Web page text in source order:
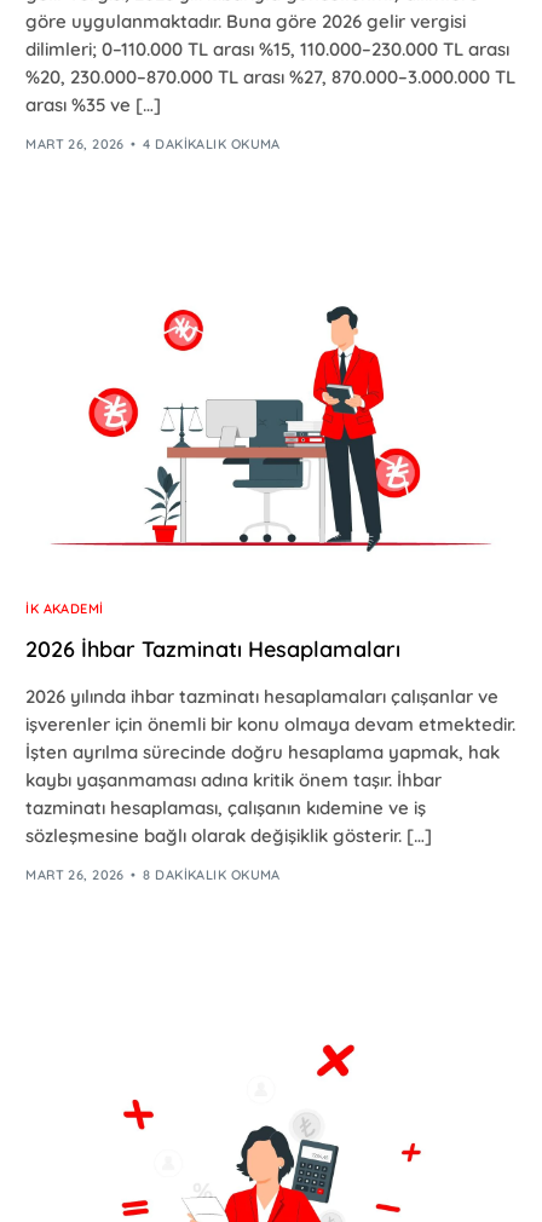
göre uygulanmaktadır. Buna göre 2026 gelir vergisi
dilimleri; 0–110.000 TL arası %15, 110.000–230.000 TL arası
%20, 230.000–870.000 TL arası %27, 870.000–3.000.000 TL
arası %35 ve […]
MART 26, 2026 4 DAKIKALIK OKUMA
İK AKADEMI
2026 İhbar Tazminatı Hesaplamaları
2026 yılında ihbar tazminatı hesaplamaları çalışanlar ve
işverenler için önemli bir konu olmaya devam etmektedir.
İşten ayrılma sürecinde doğru hesaplama yapmak, hak
kaybı yaşanmaması adına kritik önem taşır. İhbar
tazminatı hesaplaması, çalışanın kıdemine ve iş
sözleşmesine bağlı olarak değişiklik gösterir. […]
MART 26, 2026 8 DAKIKALIK OKUMA